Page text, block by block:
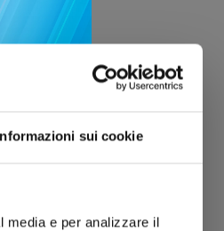
sui cookie
media e per analizzare il